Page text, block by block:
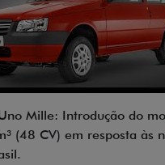
Mille: Introdução do
(48 CV) em resposta às